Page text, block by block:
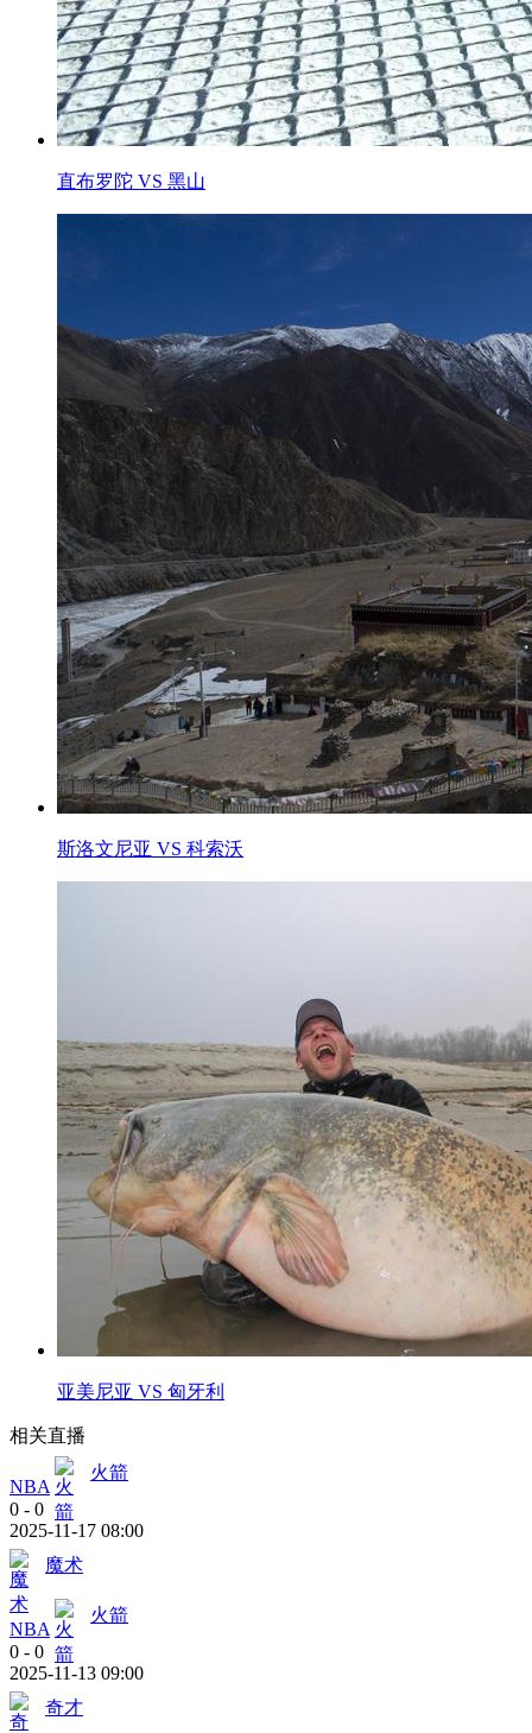
直布罗陀 VS 黑山
斯洛文尼亚 VS 科索沃
亚美尼亚 VS 匈牙利
相关直播
NBA
火箭
0 - 0
2025-11-17 08:00
魔术
NBA
火箭
0 - 0
2025-11-13 09:00
奇才